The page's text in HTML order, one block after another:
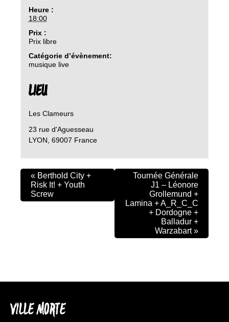
Heure :
18:00
Prix :
Prix libre
Catégorie d’évènement:
musique live
LIEU
Les Clameurs
23 rue d'Aguesseau
LYON 69007 France
« Berthold City +
Risk It! + Youth
Screw
Tournée Générale
J1 – Léonore
Grollemund +
Lamina + A_R_C_C
+ Dordogne +
Balladur +
Warzabart»
VILLE MORTE